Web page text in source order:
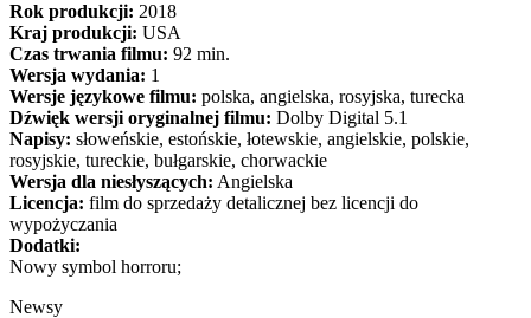
Rok produkcji: 2018
Kraj produkcji: USA
Czas trwania filmu: 92 min.
Wersja wydania: 1
Wersje językowe filmu: polska, angielska, rosyjska, turecka
Dźwięk wersji oryginalnej filmu: Dolby Digital 5.1
Napisy: słoweńskie, estońskie, łotewskie, angielskie, polskie,
rosyjskie, tureckie, bułgarskie, chorwackie
Wersja dla niesłyszących: Angielska
Licencja: film do sprzedaży detalicznej bez licencji do
wypożyczania
Dodatki:
Nowy symbol horroru;
Newsy